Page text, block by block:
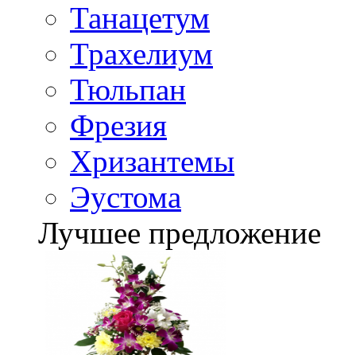
Танацетум
Трахелиум
Тюльпан
Фрезия
Хризантемы
Эустома
Лучшее предложение